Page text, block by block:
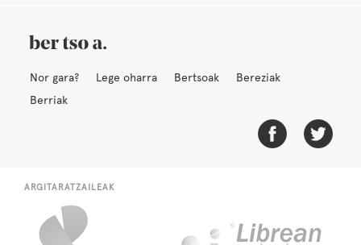
Nor gara? Lege oharra Bertsoak
Bereziak
Berriak
ARGITARATZAILEAK